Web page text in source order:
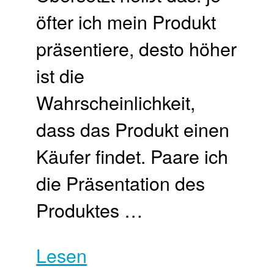
öfter ich mein Produkt
präsentiere, desto höher
ist die
Wahrscheinlichkeit,
dass das Produkt einen
Käufer findet. Paare ich
die Präsentation des
Produktes …
Lesen